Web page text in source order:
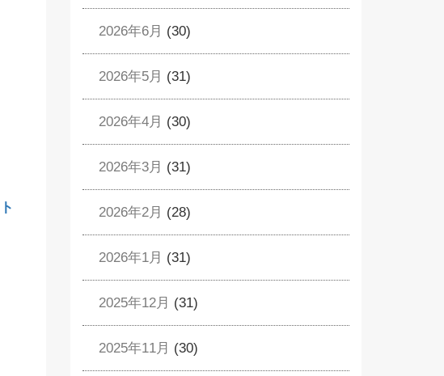
2026年6月 (30)
2026年5月 (31)
2026年4月 (30)
2026年3月 (31)
2026年2月 (28)
2026年1月 (31)
2025年12月 (31)
2025年11月 (30)